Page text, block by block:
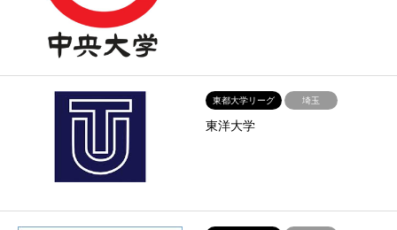
東都大学リーグ 埼玉
東洋大学